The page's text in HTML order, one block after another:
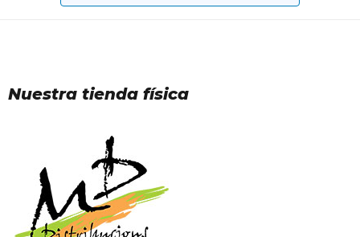
Nuestra tienda física